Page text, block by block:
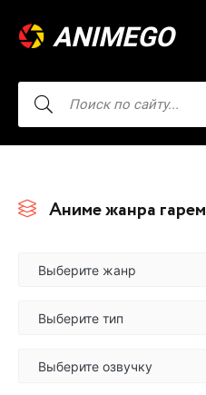
ANIMEGO
Аниме жанра гарем
Выберите жанр
Выберите тип
Выберите озвучку